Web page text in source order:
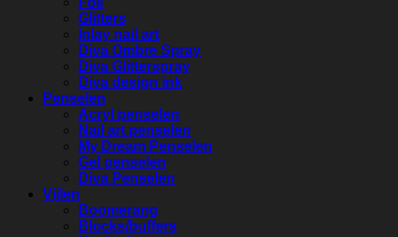
Glitters
Inlay nail art
Diva Ombre Spray
Diva Glitterspray
Diva design ink
Penselen
Acryl penselen
Nail art penselen
My Dream Penselen
Gel penselen
Diva Penselen
Vijlen
Boomerang
Blocks/buffers